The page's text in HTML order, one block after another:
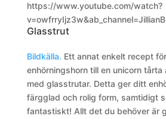
https://www.youtube.com/watch?
Glasstrut
Bildkälla. Ett annat enkelt recept
enhörningshorn till en unicorn
med glasstrutar. Detta ger ditt
färgglad och rolig form, samtidigt
fantastiskt! Allt det du behöver är